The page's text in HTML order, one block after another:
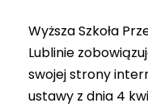
Wyższa Szkoła
Lublinie
swojej strony
ustawy z dnia 4